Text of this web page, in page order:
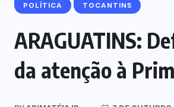
POLÍTICA TOCANTINS
ARAGUATINS:
da atenção à